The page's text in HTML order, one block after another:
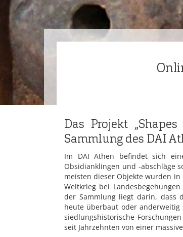
Das Projekt
Sammlung des DAI
Im DAI Athen befindet sich
Obsidianklingen und -abschläge
meisten dieser Objekte wurden
Weltkrieg bei
der Sammlung liegt darin, dass
heute überbaut oder
siedlungshistorische
seit Jahrzehnten von einer